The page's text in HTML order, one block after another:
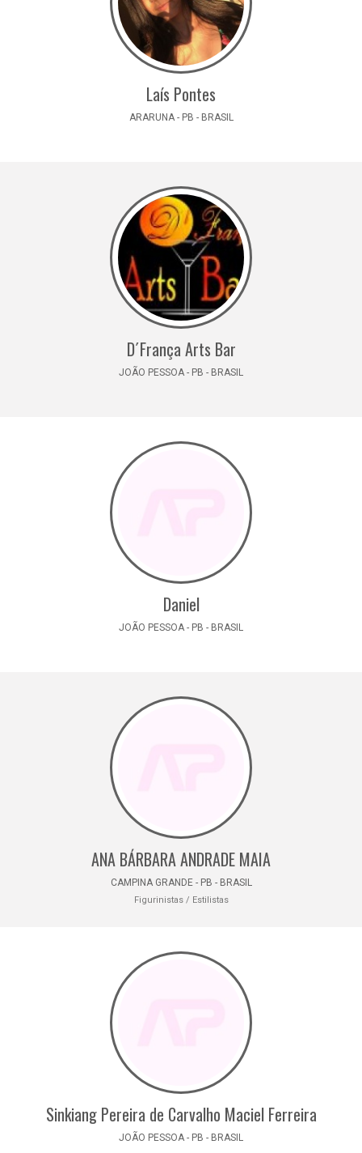
Laís Pontes
ARARUNA - PB - BRASIL
D´França Arts Bar
JOÃO PESSOA - PB - BRASIL
Daniel
JOÃO PESSOA - PB - BRASIL
ANA BÁRBARA ANDRADE MAIA
CAMPINA GRANDE - PB - BRASIL
Figurinistas / Estilistas
Sinkiang Pereira de Carvalho Maciel Ferreira
JOÃO PESSOA - PB - BRASIL